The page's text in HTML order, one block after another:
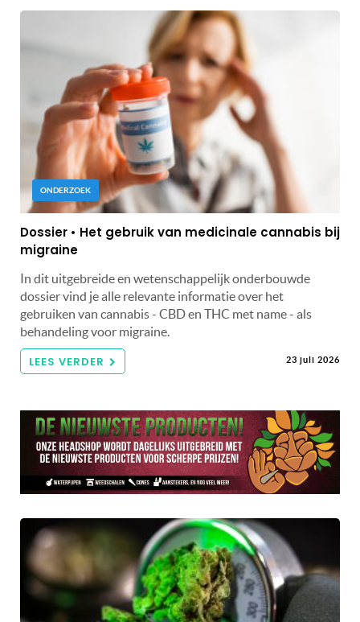
ONDERZOEK
Dossier • Het gebruik van medicinale cannabis bij
migraine
In dit uitgebreide en wetenschappelijk onderbouwde
dossier vind je alle relevante informatie over het
gebruiken van cannabis - CBD en THC met name - als
behandeling voor migraine.
LEES VERDER 23 juli 2026